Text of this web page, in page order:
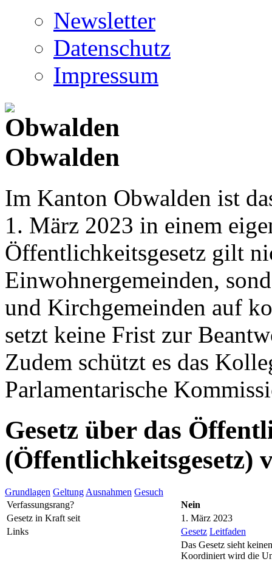
Newsletter
Datenschutz
Impressum
Obwalden
Im Kanton Obwalden ist
1. März 2023 in einem
Öffentlichkeitsgesetz gilt
Einwohnergemeinden,
und Kirchgemeinden auf
setzt keine Frist zur
Zudem schützt es das
Parlamentarische
Gesetz über das
(Öffentlichkeitsgesetz)
Grundlagen Geltung Ausnahmen Gesuch
Verfassungsrang?
Nein
Gesetz in Kraft seit
1. März 2023
Links
Gesetz Leitfaden
Das Gesetz sieht
Koordiniert wird die